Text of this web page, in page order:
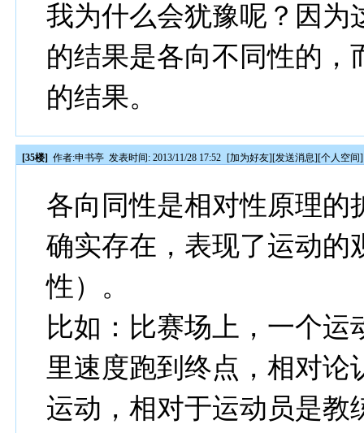
我为什么会犹豫呢？因为
的结果是各向不同性的，
的结果。
[35楼] 作者:申书亭 发表时间: 2013/11/28 17:52 [加为好友][发送消息][个人空间]
各向同性是相对性原理的
确实存在，表现了运动的
性）。
比如：比赛场上，一个运
里速度跑到终点，相对
运动，相对于运动员是教